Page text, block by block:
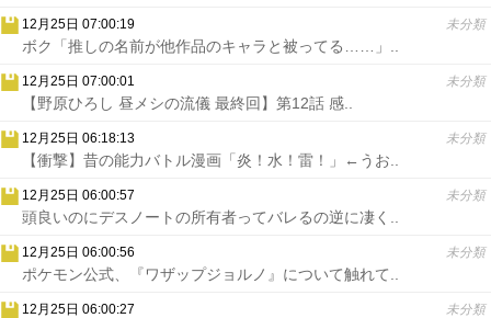
12月25日 07:00:19 未分類
ボク「推しの名前が他作品のキャラと被ってる……」..
12月25日 07:00:01 未分類
【野原ひろし 昼メシの流儀 最終回】第12話 感..
12月25日 06:18:13 未分類
【衝撃】昔の能力バトル漫画「炎！水！雷！」←うお..
12月25日 06:00:57 未分類
頭良いのにデスノートの所有者ってバレるの逆に凄く..
12月25日 06:00:56 未分類
ポケモン公式、『ワザップジョルノ』について触れて..
12月25日 06:00:27 未分類